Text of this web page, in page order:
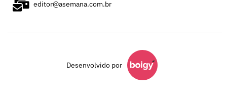
editor@asemana.com.br
Desenvolvido por